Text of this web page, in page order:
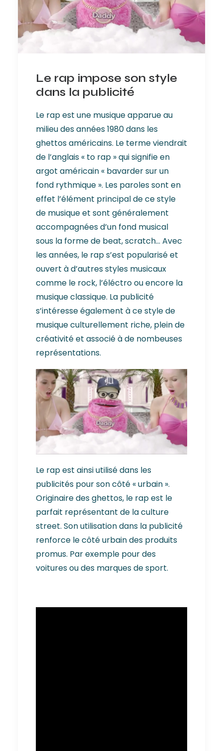
Le rap impose son style
dans la publicité
Le rap est une musique apparue au
milieu des années 1980 dans les
ghettos américains. Le terme viendrait
de l’anglais « to rap » qui signifie en
argot américain « bavarder sur un
fond rythmique ». Les paroles sont en
effet l’élément principal de ce style
de musique et sont généralement
accompagnées d’un fond musical
sous la forme de beat, scratch... Avec
les années, le rap s’est popularisé et
ouvert à d’autres styles musicaux
comme le rock, l’éléctro ou encore la
musique classique. La publicité
s’intéresse également à ce style de
musique culturellement riche, plein de
créativité et associé à de nombeuses
représentations.
Le rap est ainsi utilisé dans les
publicités pour son côté « urbain ».
Originaire des ghettos, le rap est le
parfait représentant de la culture
street. Son utilisation dans la publicité
renforce le côté urbain des produits
promus. Par exemple pour des
voitures ou des marques de sport.